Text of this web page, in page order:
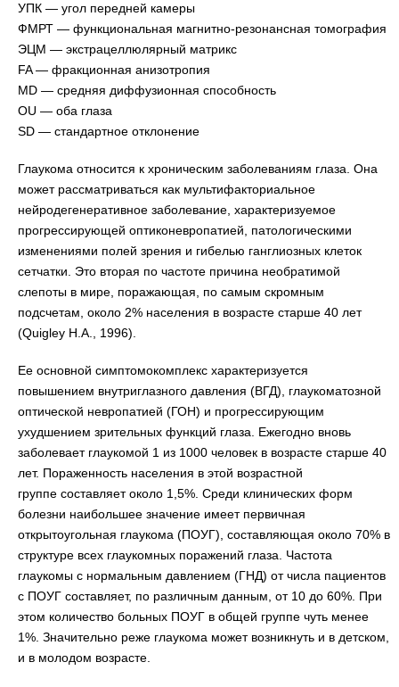
УПК — угол передней камеры
ФМРТ — функциональная магнитно-резонансная томография
ЭЦМ — экстрацеллюлярный матрикс
FA — фракционная анизотропия
MD — средняя диффузионная способность
OU — оба глаза
SD — стандартное отклонение
Глаукома относится к хроническим заболеваниям глаза. Она
может рассматриваться как мультифакториальное
нейродегенеративное заболевание, характеризуемое
прогрессирующей оптиконевропатией, патологическими
изменениями полей зрения и гибелью ганглиозных клеток
сетчатки. Это вторая по частоте причина необратимой
слепоты в мире, поражающая, по самым скромным
подсчетам, около 2% населения в возрасте старше 40 лет
(Quigley Н.А., 1996).
Ее основной симптомокомплекс характеризуется
повышением внутриглазного давления (ВГД), глаукоматозной
оптической невропатией (ГОН) и прогрессирующим
ухудшением зрительных функций глаза. Ежегодно вновь
заболевает глаукомой 1 из 1000 человек в возрасте старше 40
лет. Пораженность населения в этой возрастной
группе составляет около 1,5%. Среди клинических форм
болезни наибольшее значение имеет первичная
открытоугольная глаукома (ПОУГ), составляющая около 70% в
структуре всех глаукомных поражений глаза. Частота
глаукомы с нормальным давлением (ГНД) от числа пациентов
с ПОУГ составляет, по различным данным, от 10 до 60%. При
этом количество больных ПОУГ в общей группе чуть менее
1%. Значительно реже глаукома может возникнуть и в детском,
и в молодом возрасте.